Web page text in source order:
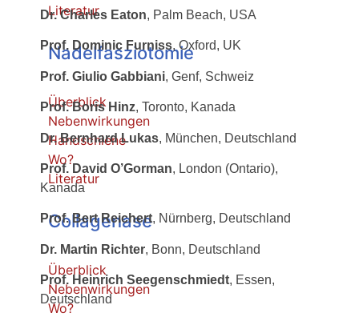
Literatur
Nadelfasziotomie
Überblick
Nebenwirkungen
Handschiene
Wo?
Literatur
Collagenase
Überblick
Nebenwirkungen
Wo?
Dr. Charles Eaton, Palm Beach, USA
Prof. Dominic Furniss, Oxford, UK
Prof. Giulio Gabbiani, Genf, Schweiz
Prof. Boris Hinz, Toronto, Kanada
Dr. Bernhard Lukas, München, Deutschland
Prof. David O’Gorman, London (Ontario),
Kanada
Prof. Bert Reichert, Nürnberg, Deutschland
Dr. Martin Richter, Bonn, Deutschland
Prof. Heinrich Seegenschmiedt, Essen,
Deutschland